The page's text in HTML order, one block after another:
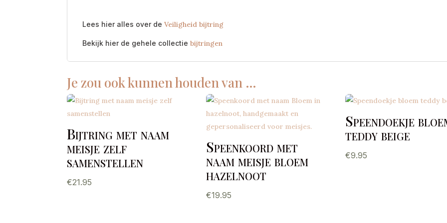
Lees hier alles over deVeiligheid bijtring
Bekijk hier de gehele collectiebijtringen
Je zou ook kunnen houden van …
Bijtring met naam
meisje zelf
samenstellen
€21.95
Speenkoord met
naam meisje bloem
hazelnoot
€19.95
Speendoekje
teddy beige
€9.95